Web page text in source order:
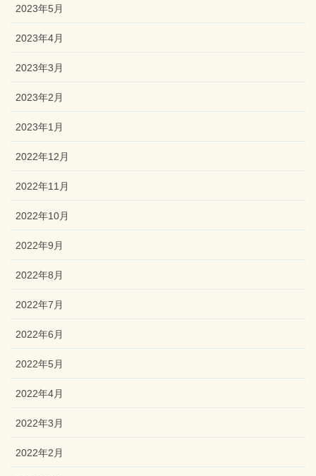
2023年5月
2023年4月
2023年3月
2023年2月
2023年1月
2022年12月
2022年11月
2022年10月
2022年9月
2022年8月
2022年7月
2022年6月
2022年5月
2022年4月
2022年3月
2022年2月